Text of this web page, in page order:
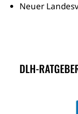
Neuer
DLH-